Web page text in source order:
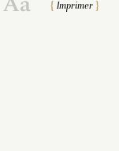
Imprimer